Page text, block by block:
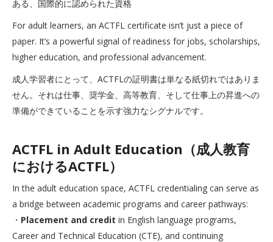
ある、国際的に認められた資格
For adult learners, an ACTFL certificate isn’t just a piece of
paper. It’s a powerful signal of readiness for jobs, scholarships,
higher education, and professional advancement.
成人学習者にとって、ACTFLの証明書は単なる紙切れではありま
せん。それは仕事、奨学金、高等教育、そして仕事上の昇進への
準備ができていることを示す強力なシグナルです。
ACTFL in Adult Education（成人教育
におけるACTFL）
In the adult education space, ACTFL credentialing can serve as
a bridge between academic programs and career pathways:
・ Placement and credit in English language programs,
Career and Technical Education (CTE), and continuing